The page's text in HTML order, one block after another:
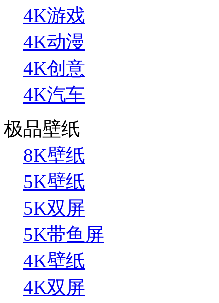
4K游戏
4K动漫
4K创意
4K汽车
极品壁纸
8K壁纸
5K壁纸
5K双屏
5K带鱼屏
4K壁纸
4K双屏